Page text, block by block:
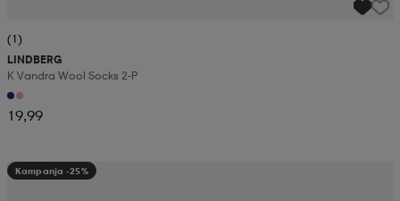
(1)
LINDBERG
K Vandra Wool Socks 2-P
19,99
Kampanja -25%